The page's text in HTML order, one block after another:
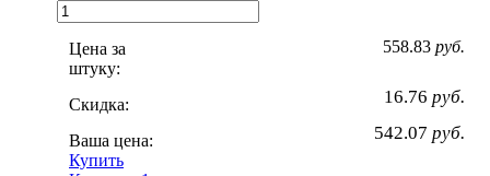
Цена за
штуку:
558.83 руб.
Скидка: 16.76 руб.
Ваша цена: 542.07 руб.
Купить